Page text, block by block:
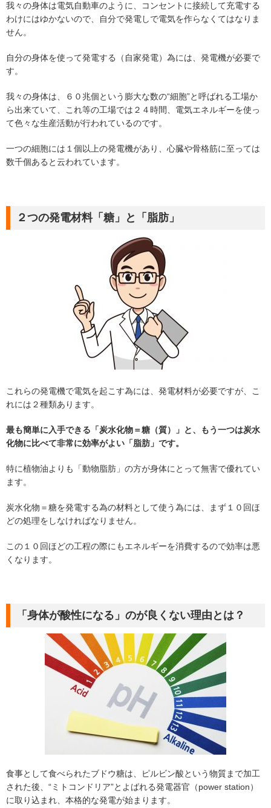
我々の身体は電気自動車のように、コンセントに接続して充電する
わけにはゆかないので、自分で発電しで電気を作らなくてはなりま
せん。
自分の身体を使って発電する（自家発電）為には、発電機が必要で
す。
我々の身体は、６０兆個という膨大な数の“細胞”と呼ばれる工場か
ら出来ていて、これ等の工場では２４時間、電気エネルギーを使っ
て色々な生産活動が行われているのです。
一つの細胞には１個以上の発電機があり、心臓や骨格筋に至っては
数千個あると云われています。
２つの発電材料「糖」と「脂肪」
これらの発電機で電気を起こす為には、発電材料が必要ですが、こ
れには２種類あります。
最も簡単に入手できる「炭水化物＝糖（質）」と、もう一つは炭水
化物に比べて非常に効率がよい「脂肪」です。
特に植物油よりも「動物脂肪」の方が身体にとって無害で優れてい
ます。
炭水化物＝糖を発電する為の材料として使う為には、まず１０回ほ
どの処理をしなければなりません。
この１０回ほどの工程の際にもエネルギーを消費するので効率は悪
くなります。
「身体が酸性になる」のが良くない理由とは？
食事として食べられたブドウ糖は、ピルビン酸という物質まで加工
された後、“ミトコンドリア”とよばれる発電器官（power station）
に取り込まれ、本格的な発電が始まります。